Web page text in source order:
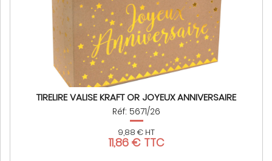
TIRELIRE VALISE KRAFT OR JOYEUX ANNIVERSAIRE
Réf: 5671/26
9,88 € HT
11,86 € TTC